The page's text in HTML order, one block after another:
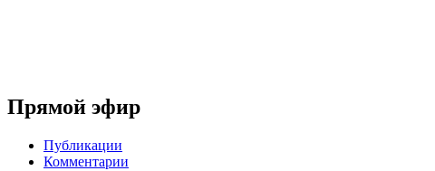
Прямой эфир
Публикации
Комментарии